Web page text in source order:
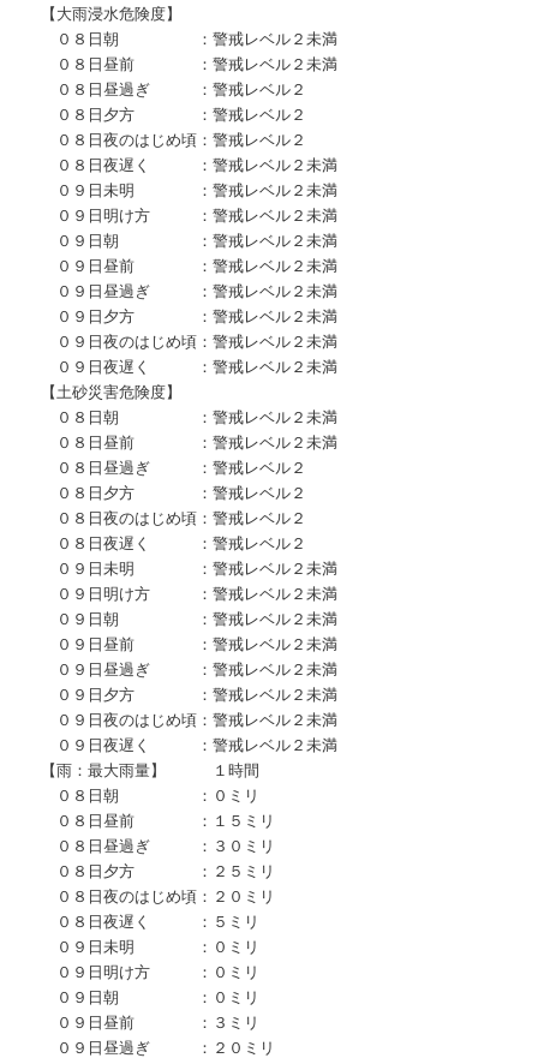
【大雨浸水危険度】
０８日朝 ：警戒レベル２未満
０８日昼前 ：警戒レベル２未満
０８日昼過ぎ ：警戒レベル２
０８日夕方 ：警戒レベル２
０８日夜のはじめ頃：警戒レベル２
０８日夜遅く ：警戒レベル２未満
０９日未明 ：警戒レベル２未満
０９日明け方 ：警戒レベル２未満
０９日朝 ：警戒レベル２未満
０９日昼前 ：警戒レベル２未満
０９日昼過ぎ ：警戒レベル２未満
０９日夕方 ：警戒レベル２未満
０９日夜のはじめ頃：警戒レベル２未満
０９日夜遅く ：警戒レベル２未満
【土砂災害危険度】
０８日朝 ：警戒レベル２未満
０８日昼前 ：警戒レベル２未満
０８日昼過ぎ ：警戒レベル２
０８日夕方 ：警戒レベル２
０８日夜のはじめ頃：警戒レベル２
０８日夜遅く ：警戒レベル２
０９日未明 ：警戒レベル２未満
０９日明け方 ：警戒レベル２未満
０９日朝 ：警戒レベル２未満
０９日昼前 ：警戒レベル２未満
０９日昼過ぎ ：警戒レベル２未満
０９日夕方 ：警戒レベル２未満
０９日夜のはじめ頃：警戒レベル２未満
０９日夜遅く ：警戒レベル２未満
【雨：最大雨量】 １時間
０８日朝 ：０ミリ
０８日昼前 ：１５ミリ
０８日昼過ぎ ：３０ミリ
０８日夕方 ：２５ミリ
０８日夜のはじめ頃：２０ミリ
０８日夜遅く ：５ミリ
０９日未明 ：０ミリ
０９日明け方 ：０ミリ
０９日朝 ：０ミリ
０９日昼前 ：３ミリ
０９日昼過ぎ ：２０ミリ